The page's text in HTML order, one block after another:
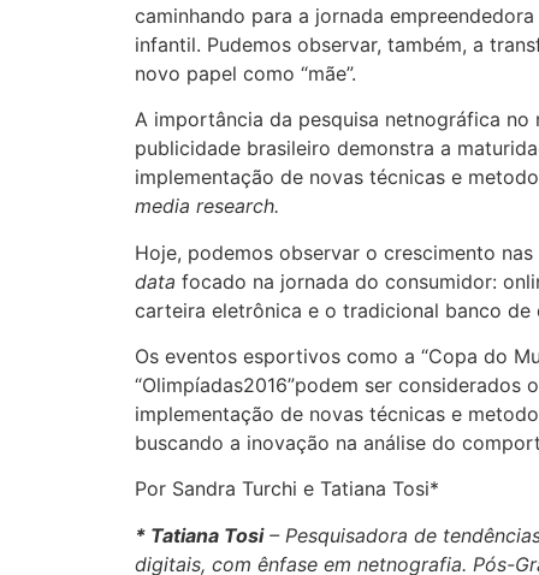
caminhando para a jornada
infantil. Pudemos observar, também, a
novo papel como “mãe”.
A importância da pesquisa netnográfica no
publicidade brasileiro demonstra a
implementação de novas técnicas e
media research.
Hoje, podemos observar o crescimento
data focado na jornada do consumidor:
carteira eletrônica e o tradicional banco de
Os eventos esportivos como a “Copa do
“Olimpíadas2016”podem ser considerados
implementação de novas técnicas e
buscando a inovação na análise do
Por Sandra Turchi e Tatiana Tosi*
* Tatiana Tosi– Pesquisadora de
digitais, com ênfase em netnografia. Pós-